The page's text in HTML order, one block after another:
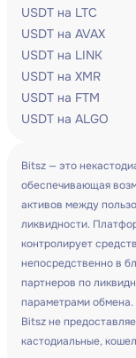
USDT на LTC
USDT на AVAX
USDT на LINK
USDT на XMR
USDT на FTM
USDT на ALGO
Bitsz — это
обеспечивающая
активов между
ликвидности.
контролирует
непосредственно в
партнеров по
параметрами обмена.
Bitsz не
кастодиальные,